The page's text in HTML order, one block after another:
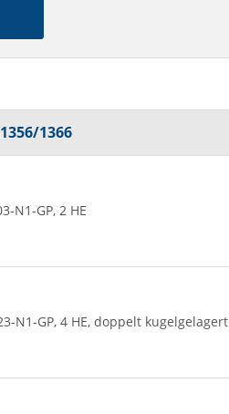
1366
N1-GP, 2 HE
N1-GP, 4 HE, doppelt kugelgelagert